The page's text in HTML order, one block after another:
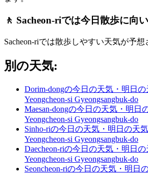
🚶 Sacheon-riでは今日散歩に向
Sacheon-riでは散歩しやすい天気が予想
別の天気:
Dorim-dongの今日の天気・明日
Yeongcheon-si Gyeongsangbuk-do
Maesan-dongの今日の天気・明日
Yeongcheon-si Gyeongsangbuk-do
Sinho-riの今日の天気・明日の天
Yeongcheon-si Gyeongsangbuk-do
Daecheon-riの今日の天気・明日
Yeongcheon-si Gyeongsangbuk-do
Seoncheon-riの今日の天気・明日